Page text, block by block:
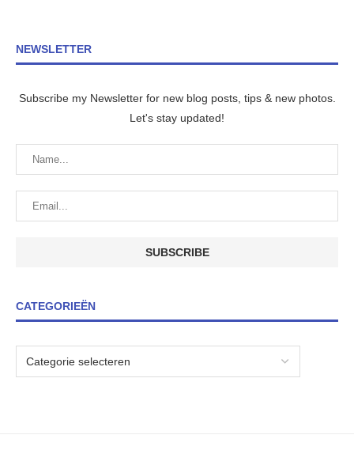
NEWSLETTER
Subscribe my Newsletter for new blog posts, tips & new photos.
Let's stay updated!
CATEGORIEËN